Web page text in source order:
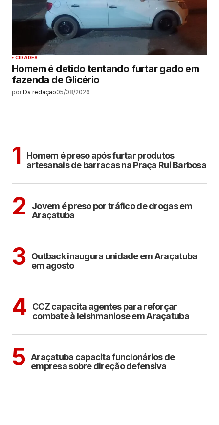
CIDADES
Homem é detido tentando furtar gado em
fazenda de Glicério
por Da redação05/08/2026
1
Homem é preso após furtar produtos
artesanais de barracas na Praça Rui Barbosa
2
Jovem é preso por tráfico de drogas em
Araçatuba
3 Outback inaugura unidade em Araçatuba
em agosto
4
CCZ capacita agentes para reforçar
combate à leishmaniose em Araçatuba
5 Araçatuba capacita funcionários de
empresa sobre direção defensiva